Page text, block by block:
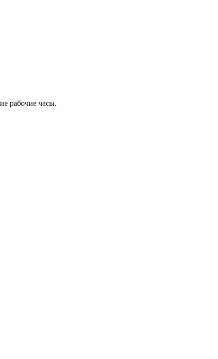
рабочие часы.